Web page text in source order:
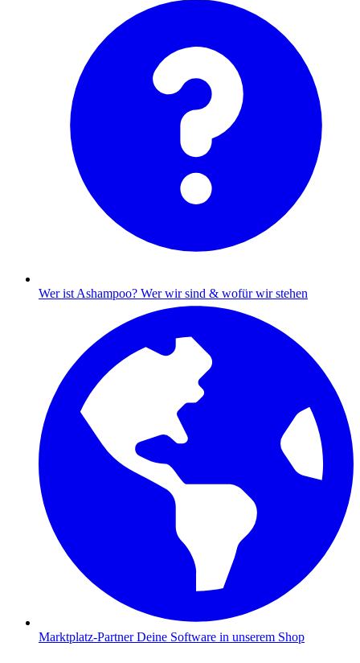
Wer ist Ashampoo? Wer wir sind & wofür wir stehen
Marktplatz-Partner Deine Software in unserem Shop